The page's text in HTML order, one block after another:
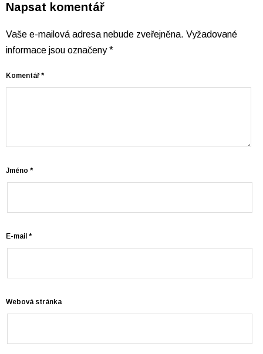
Napsat komentář
Vaše e-mailová adresa nebude zveřejněna. Vyžadované
informace jsou označeny*
Komentář*
Jméno *
E-mail *
Webová stránka